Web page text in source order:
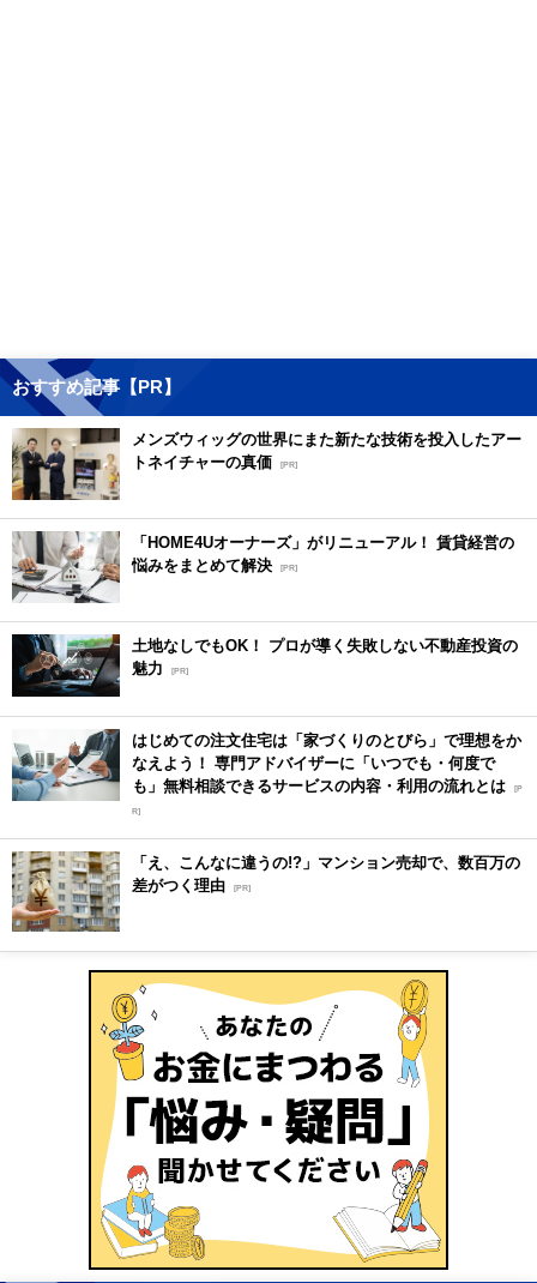
おすすめ記事【PR】
メンズウィッグの世界にまた新たな技術を投入したアー
トネイチャーの真価 [PR]
「HOME4Uオーナーズ」がリニューアル！ 賃貸経営の
悩みをまとめて解決 [PR]
土地なしでもOK！ プロが導く失敗しない不動産投資の
魅力
[PR]
はじめての注文住宅は「家づくりのとびら」で理想をか
なえよう！ 専門アドバイザーに「いつでも・何度で
も」無料相談できるサービスの内容・利用の流れとは [P
R]
「え、こんなに違うの!?」マンション売却で、数百万の
差がつく理由 [PR]